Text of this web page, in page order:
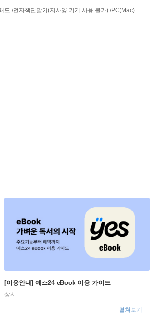
드 /전자책단말기(저사양 기기 사용 불가) /PC(Mac)
[이용안내] 예스24 eBook 이용 가이드
상시
펼쳐보기